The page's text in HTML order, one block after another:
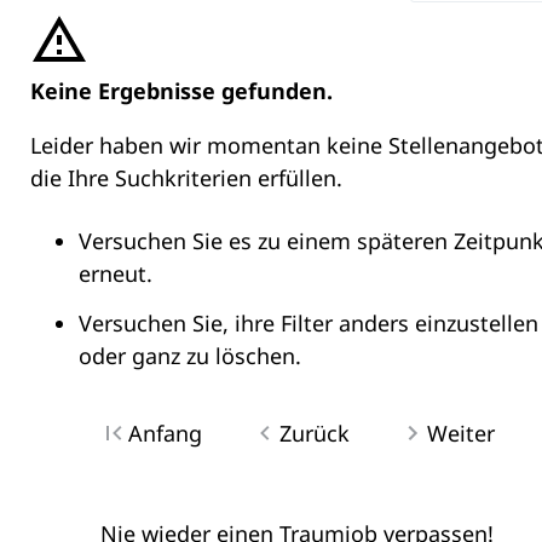
Keine Ergebnisse gefunden.
Leider haben wir momentan keine
die Ihre Suchkriterien erfüllen.
Versuchen Sie es zu einem späteren
erneut.
Versuchen Sie, ihre Filter anders einzustellen
oder ganz zu löschen.
Anfang Zurück Weiter
Nie wieder einen Traumjob verpassen!